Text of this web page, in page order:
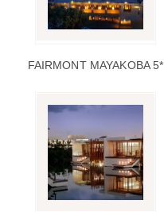
FAIRMONT MAYAKOBA 5*